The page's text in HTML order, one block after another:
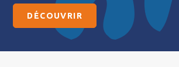
DÉCOUVRIR